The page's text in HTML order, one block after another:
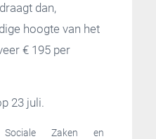
dan,
hoogte van het
€ 195 per
23 juli.
Sociale Zaken en